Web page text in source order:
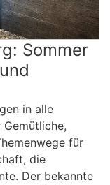
Sommer
in alle
für
die
Der bekannte